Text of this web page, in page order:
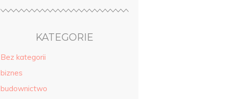
KATEGORIE
Bez kategorii
biznes
budownictwo